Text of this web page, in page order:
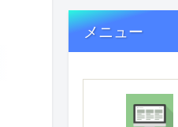
メニュー